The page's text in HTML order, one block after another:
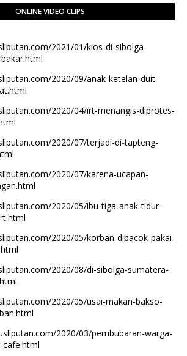
ONLINE VIDEO CLIPS
2021/01/kios-di-sibolga-
2020/09/anak-ketelan-duit-
2020/04/irt-menangis-diprotes-
2020/07/terjadi-di-tapteng-
2020/07/karena-ucapan-
2020/05/ibu-tiga-anak-tidur-
2020/05/korban-dibacok-pakai-
2020/08/di-sibolga-sumatera-
2020/05/usai-makan-bakso-
2020/03/pembubaran-warga-
cafe.html